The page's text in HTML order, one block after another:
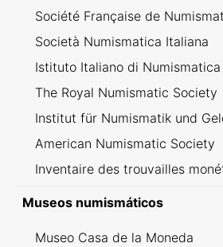
Société Française de
Società Numismatica Italiana
Istituto Italiano di Numismatica
The Royal Numismatic Society
Institut für Numismatik und
American Numismatic Society
Inventaire des trouvailles
Museos numismáticos
Museo Casa de la Moneda